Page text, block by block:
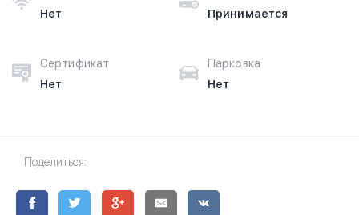
Нет
Принимается
Сертификат
Нет
Парковка
Нет
Поделиться: